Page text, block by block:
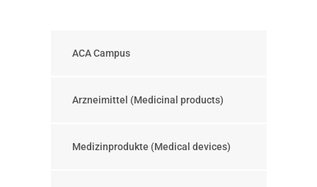
ACA Campus
Arzneimittel (Medicinal products)
Medizinprodukte (Medical devices)